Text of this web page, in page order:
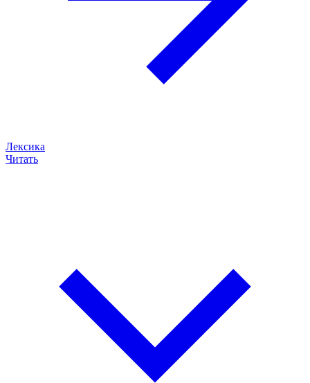
Лексика
Читать